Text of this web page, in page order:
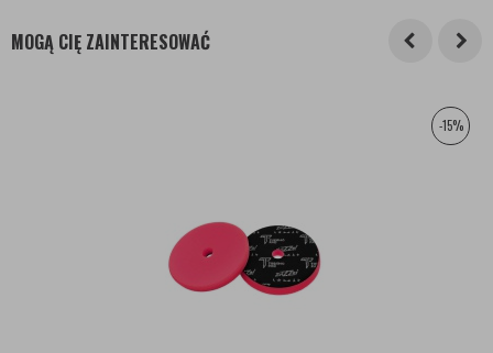
MOGĄ CIĘ ZAINTERESOWAĆ
-15%